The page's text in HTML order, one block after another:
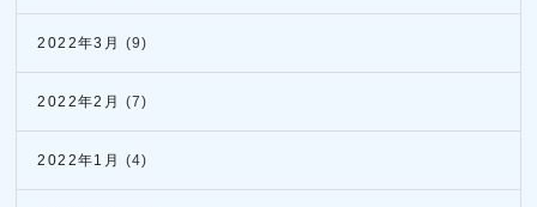
2022年3月 (9)
2022年2月 (7)
2022年1月 (4)